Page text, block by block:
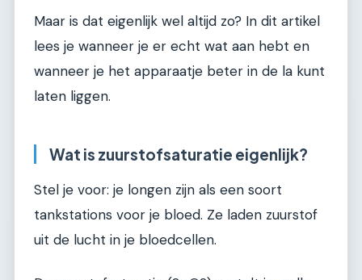
Maar is dat eigenlijk wel altijd zo? In dit artikel
lees je wanneer je er echt wat aan hebt en
wanneer je het apparaatje beter in de la kunt
laten liggen.
Wat is zuurstofsaturatie eigenlijk?
Stel je voor: je longen zijn als een soort
tankstations voor je bloed. Ze laden zuurstof
uit de lucht in je bloedcellen.